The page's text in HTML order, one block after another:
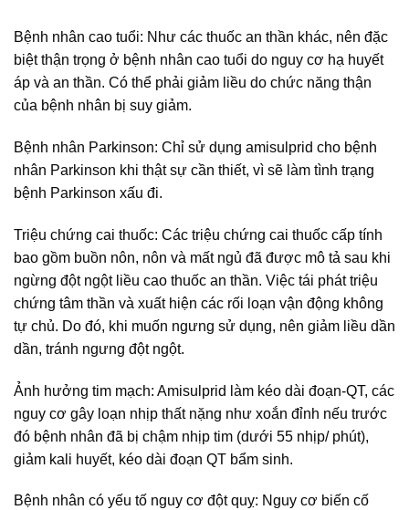
Bệnh nhân cao tuổi: Như các thuốc an thần khác, nên đặc
biệt thận trọng ở bệnh nhân cao tuổi do nguy cơ hạ huyết
áp và an thần. Có thể phải giảm liều do chức năng thận
của bệnh nhân bị suy giảm.
Bệnh nhân Parkinson: Chỉ sử dụng amisulprid cho bệnh
nhân Parkinson khi thật sự cần thiết, vì sẽ làm tình trạng
bệnh Parkinson xấu đi.
Triệu chứng cai thuốc: Các triệu chứng cai thuốc cấp tính
bao gồm buồn nôn, nôn và mất ngủ đã được mô tả sau khi
ngừng đột ngột liều cao thuốc an thần. Việc tái phát triệu
chứng tâm thần và xuất hiện các rối loạn vận động không
tự chủ. Do đó, khi muốn ngưng sử dụng, nên giảm liều dần
dần, tránh ngưng đột ngột.
Ảnh hưởng tim mạch: Amisulprid làm kéo dài đoạn-QT, các
nguy cơ gây loạn nhịp thất nặng như xoắn đỉnh nếu trước
đó bệnh nhân đã bị chậm nhịp tim (dưới 55 nhịp/ phút),
giảm kali huyết, kéo dài đoạn QT bẩm sinh.
Bệnh nhân có yếu tố nguy cơ đột quỵ: Nguy cơ biến cố